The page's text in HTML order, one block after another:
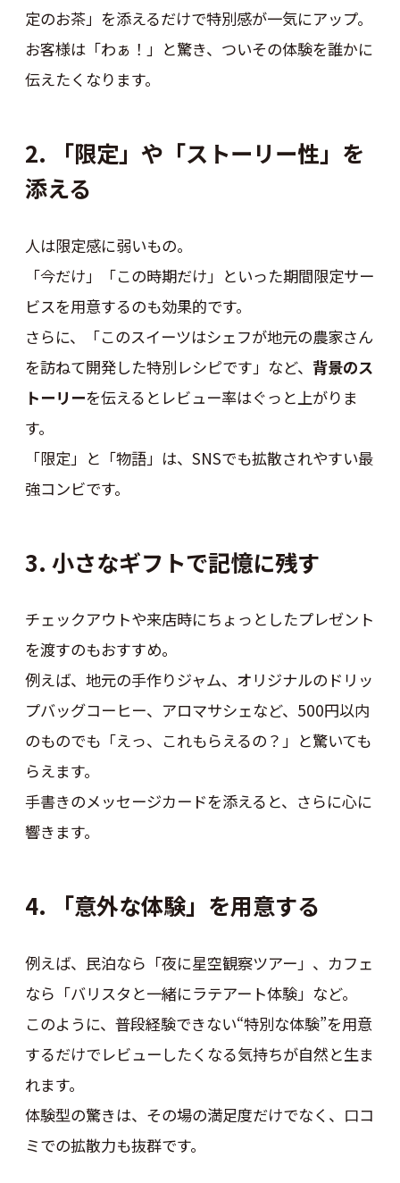
定のお茶」を添えるだけで特別感が一気にアップ。
お客様は「わぁ！」と驚き、ついその体験を誰かに
伝えたくなります。
2. 「限定」や「ストーリー性」を
添える
人は限定感に弱いもの。
「今だけ」「この時期だけ」といった期間限定サー
ビスを用意するのも効果的です。
さらに、「このスイーツはシェフが地元の農家さん
を訪ねて開発した特別レシピです」など、 背景のス
トーリーを伝えるとレビュー率はぐっと上がりま
す。
「限定」と「物語」は、SNSでも拡散されやすい最
強コンビです。
3. 小さなギフトで記憶に残す
チェックアウトや来店時にちょっとしたプレゼント
を渡すのもおすすめ。
例えば、地元の手作りジャム、オリジナルのドリッ
プバッグコーヒー、アロマサシェなど、500円以内
のものでも「えっ、これもらえるの？」と驚いても
らえます。
手書きのメッセージカードを添えると、さらに心に
響きます。
4. 「意外な体験」を用意する
例えば、民泊なら「夜に星空観察ツアー」、カフェ
なら「バリスタと一緒にラテアート体験」など。
このように、普段経験できない“特別な体験”を用意
するだけでレビューしたくなる気持ちが自然と生ま
れます。
体験型の驚きは、その場の満足度だけでなく、口コ
ミでの拡散力も抜群です。